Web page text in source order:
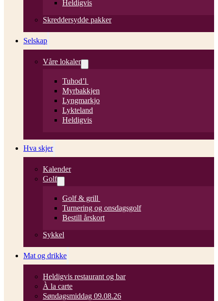
Heldigvis
Skreddersydde pakker
Selskap
Våre lokaler
Tuhod’l
Myrbakkjen
Lyngmarkjo
Lykteland
Heldigvis
Hva skjer
Kalender
Golf
Golf & grill
Turnering og onsdagsgolf
Bestill årskort
Sykkel
Mat og drikke
Heldigvis restaurant og bar
À la carte
Søndagsmiddag 09.08.26